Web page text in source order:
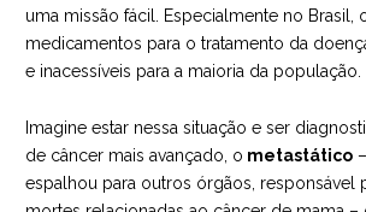
uma missão fácil. Especialmente no Brasil,
medicamentos para o tratamento da
e inacessíveis para a maioria da população.
Imagine estar nessa situação e ser
de câncer mais avançado, o metastático
espalhou para outros órgãos, responsável